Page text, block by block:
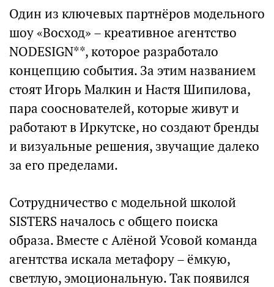
Один из ключевых партнёров модельного
шоу «Восход» – креативное агентство
NODESIGN**, которое разработало
концепцию события. За этим названием
стоят Игорь Малкин и Настя Шипилова,
пара сооснователей, которые живут и
работают в Иркутске, но создают бренды
и визуальные решения, звучащие далеко
за его пределами.
Сотрудничество с модельной школой
SISTERS началось с общего поиска
образа. Вместе с Алёной Усовой команда
агентства искала метафору – ёмкую,
светлую, эмоциональную. Так появился